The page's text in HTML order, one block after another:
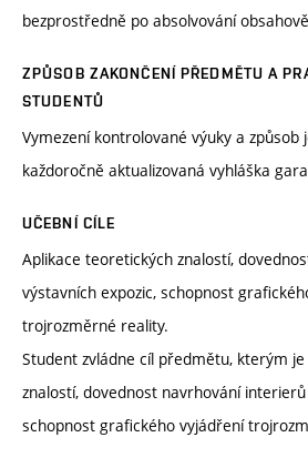
bezprostředně po absolvování
ZPŮSOB ZAKONČENÍ PŘEDMĚTU A
STUDENTŮ
Vymezení kontrolované výuky a
každoročně aktualizovaná vyhláška
UČEBNÍ CÍLE
Aplikace teoretických znalostí,
výstavních expozic, schopnost
trojrozměrné reality.
Student zvládne cíl předmětu, kterým
znalostí, dovednost navrhování
schopnost grafického vyjádření